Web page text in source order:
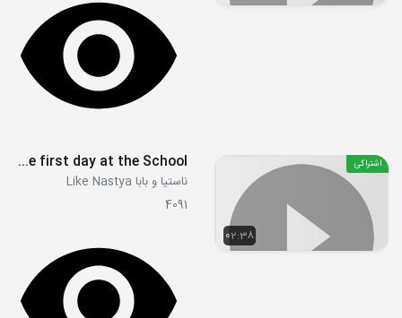
02:38
اشتراکی Nastya song about the first day at the School
ناستیا و بابا Like Nastya
4091